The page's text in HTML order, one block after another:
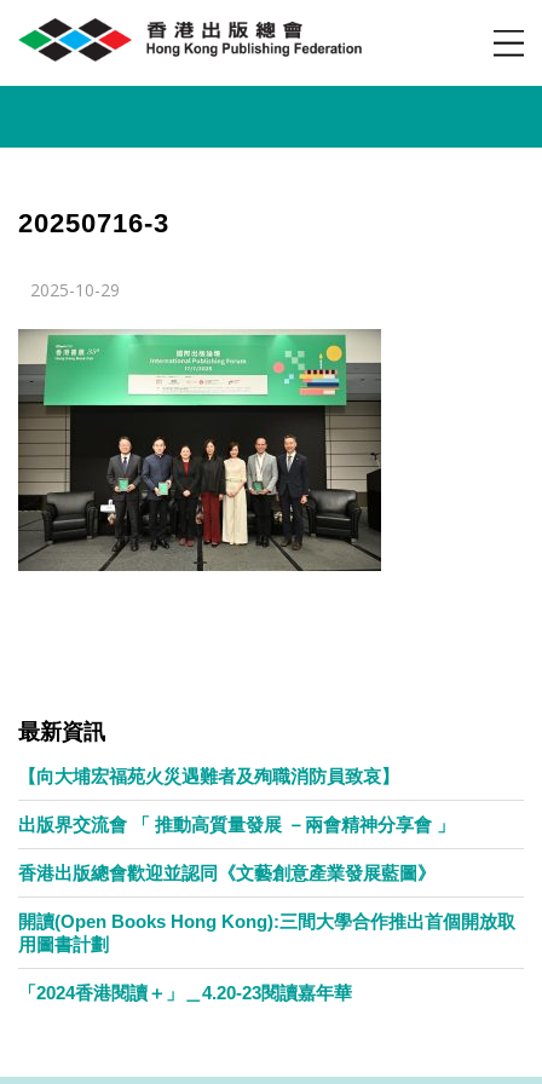
20250716-3
2025-10-29
最新資訊
【向大埔宏福苑火災遇難者及殉職消防員致哀】
出版界交流會 「 推動高質量發展 －兩會精神分享會 」
香港出版總會歡迎並認同《文藝創意產業發展藍圖》
開讀(Open Books Hong Kong):三間大學合作推出首個開放取
用圖書計劃
「2024香港閱讀＋」＿4.20-23閱讀嘉年華